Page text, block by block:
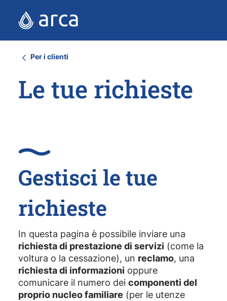
Per i clienti
Le tue richieste
Gestisci le tue
richieste
In questa pagina è possibile inviare una
richiesta di prestazione di servizi (come la
voltura o la cessazione), un reclamo, una
richiesta di informazioni oppure
comunicare il numero dei componenti del
proprio nucleo familiare (per le utenze